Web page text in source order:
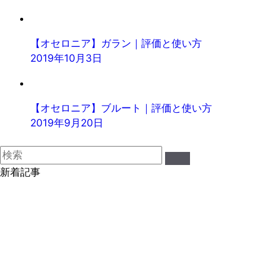
【オセロニア】ガラン｜評価と使い方
2019年10月3日
【オセロニア】ブルート｜評価と使い方
2019年9月20日
新着記事